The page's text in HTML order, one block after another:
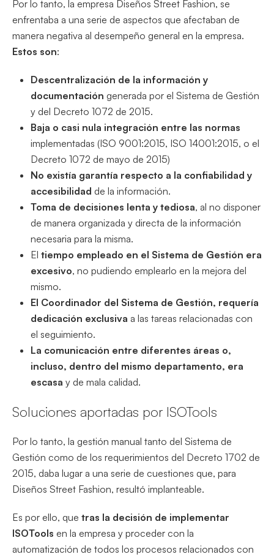
Por lo tanto, la empresa Diseños Street Fashion, se
enfrentaba a una serie de aspectos que afectaban de
manera negativa al desempeño general en la empresa.
Estos son:
Descentralización de la información y
documentación generada por el Sistema de Gestión
y del Decreto 1072 de 2015.
Baja o casi nula integración entre las normas
implementadas (ISO 9001:2015, ISO 14001:2015, o el
Decreto 1072 de mayo de 2015)
No existía garantía respecto a la confiabilidad y
accesibilidad de la información.
Toma de decisiones lenta y tediosa, al no disponer
de manera organizada y directa de la información
necesaria para la misma.
El tiempo empleado en el Sistema de Gestión era
excesivo, no pudiendo emplearlo en la mejora del
mismo.
El Coordinador del Sistema de Gestión, requería
dedicación exclusiva a las tareas relacionadas con
el seguimiento.
La comunicación entre diferentes áreas o,
incluso, dentro del mismo departamento, era
escasa y de mala calidad.
Soluciones aportadas por ISOTools
Por lo tanto, la gestión manual tanto del Sistema de
Gestión como de los requerimientos del Decreto 1702 de
2015, daba lugar a una serie de cuestiones que, para
Diseños Street Fashion, resultó implanteable.
Es por ello, que tras la decisión de implementar
ISOTools en la empresa y proceder con la
automatización de todos los procesos relacionados con